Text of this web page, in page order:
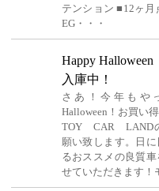
テンション ■12ヶ
EG・・・
Happy
入庫中！
さあ！今年もや
Halloween！お買い
TOY CAR LAND
願い致します。日に
るおススメの良質
せていただきます！